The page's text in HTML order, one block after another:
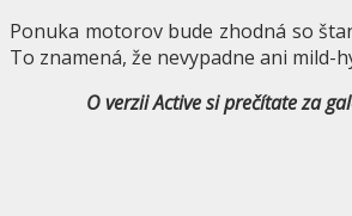
Ponuka motorov bude zhodná so
To znamená, že nevypadne ani mild-
O verzii Active si prečítate za